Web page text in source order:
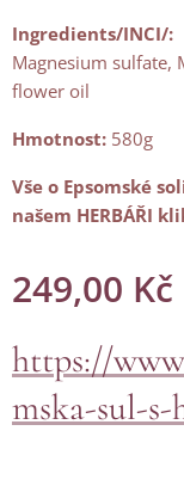
Ingredients/INCI/:
Magnesium sulfate,
flower oil
Hmotnost: 580g
Vše o Epsomské
našem HERBÁŘI
249,00 Kč
https://
mska-sul-